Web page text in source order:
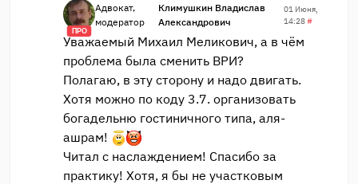
ПРО
Адвокат,
модератор
Климушкин Владислав
Александрович
01 Июня,
14:28#
Уважаемый Михаил Меликович, а в чём
проблема была сменить ВРИ?
Полагаю, в эту сторону и надо двигать.
Хотя можно по коду 3.7. организовать
богадельню гостиничного типа, аля-
ашрам!
Читал с наслаждением! Спасибо за
практику! Хотя, я бы не участковым